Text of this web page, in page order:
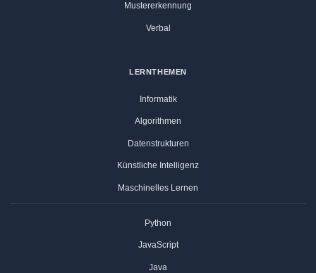
Mustererkennung
Verbal
LERNTHEMEN
Informatik
Algorithmen
Datenstrukturen
Künstliche Intelligenz
Maschinelles Lernen
Python
JavaScript
Java